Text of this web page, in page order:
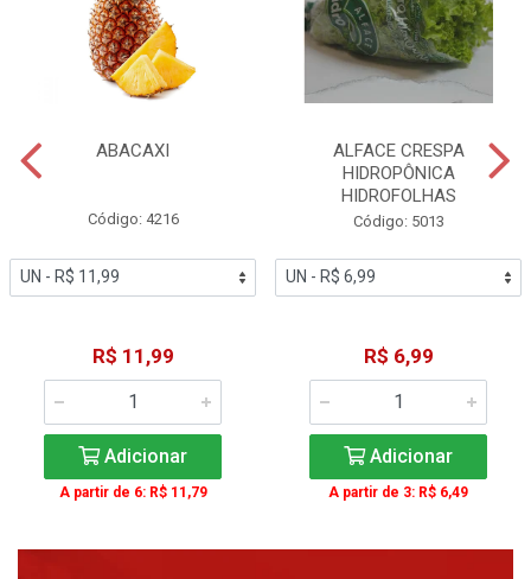
ABACAXI
Código: 4216
R$ 11,99
Adicionar
A partir de 6: R$ 11,79
ALFACE CRESPA
HIDROPÔNICA
HIDROFOLHAS
Código: 5013
R$ 6,99
Adicionar
A partir de 3: R$ 6,49